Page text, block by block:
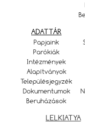
ADATTÁR
Papjaink
Parókiák
Intézmények
Alapítványok
Településjegyzék
Dokumentumok
Beruházások
LELKIATYA